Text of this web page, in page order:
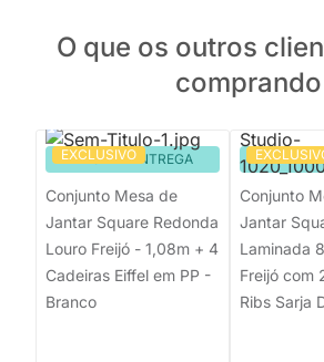
O que os outros
comprando
EXCLUSIVO
PRONTA ENTREGA
Conjunto Mesa de
Jantar Square Redonda
Louro Freijó - 1,08m + 4
Cadeiras Eiffel em PP -
Branco
Conjunto
Jantar
Laminada
Freijó com
Ribs Sarja